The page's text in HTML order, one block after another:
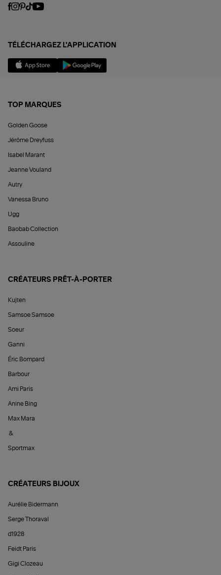
TÉLÉCHARGEZ L'APPLICATION
TOP MARQUES
Golden Goose
Jérôme Dreyfuss
Isabel Marant
Jeanne Vouland
Autry
Vanessa Bruno
Ugg
Baobab Collection
Assouline
CRÉATEURS PRÊT-À-PORTER
Kujten
Samsoe Samsoe
Soeur
Ganni
Éric Bompard
Barbour
Ami Paris
Anine Bing
Max Mara
&
Sportmax
CRÉATEURS BIJOUX
Aurélie Bidermann
Serge Thoraval
d1928
Feidt Paris
Gigi Clozeau